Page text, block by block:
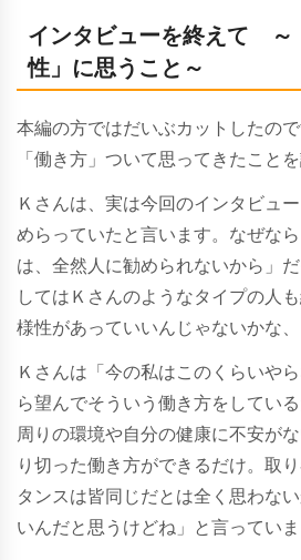
インタビューを終えて ～
性」に思うこと～
本編の方ではだいぶカットしたの
「働き方」ついて思ってきたこと
Ｋさんは、実は今回のインタビュ
めらっていたと言います。なぜな
は、全然人に勧められないから」
してはＫさんのようなタイプの人
様性があっていいんじゃないかな、
Ｋさんは「今の私はこのくらいや
ら望んでそういう働き方をしてい
周りの環境や自分の健康に不安が
り切った働き方ができるだけ。取
タンスは皆同じだとは全く思わな
いんだと思うけどね」と言っていま